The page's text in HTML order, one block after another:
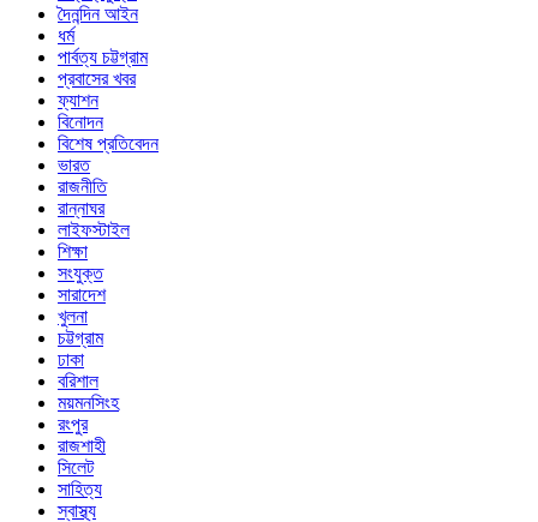
দৈনন্দিন আইন
ধর্ম
পার্বত্য চট্টগ্রাম
প্রবাসের খবর
ফ্যাশন
বিনোদন
বিশেষ প্রতিবেদন
ভারত
রাজনীতি
রান্নাঘর
লাইফস্টাইল
শিক্ষা
সংযুক্ত
সারাদেশ
খুলনা
চট্টগ্রাম
ঢাকা
বরিশাল
ময়মনসিংহ
রংপুর
রাজশাহী
সিলেট
সাহিত্য
স্বাস্থ্য